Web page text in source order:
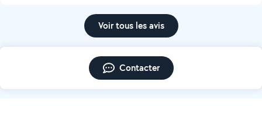
Voir tous les avis
Contacter